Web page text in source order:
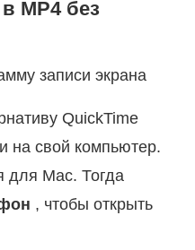
MP4 без
записи экрана
QuickTime
на свой компьютер.
для Mac. Тогда
, чтобы открыть